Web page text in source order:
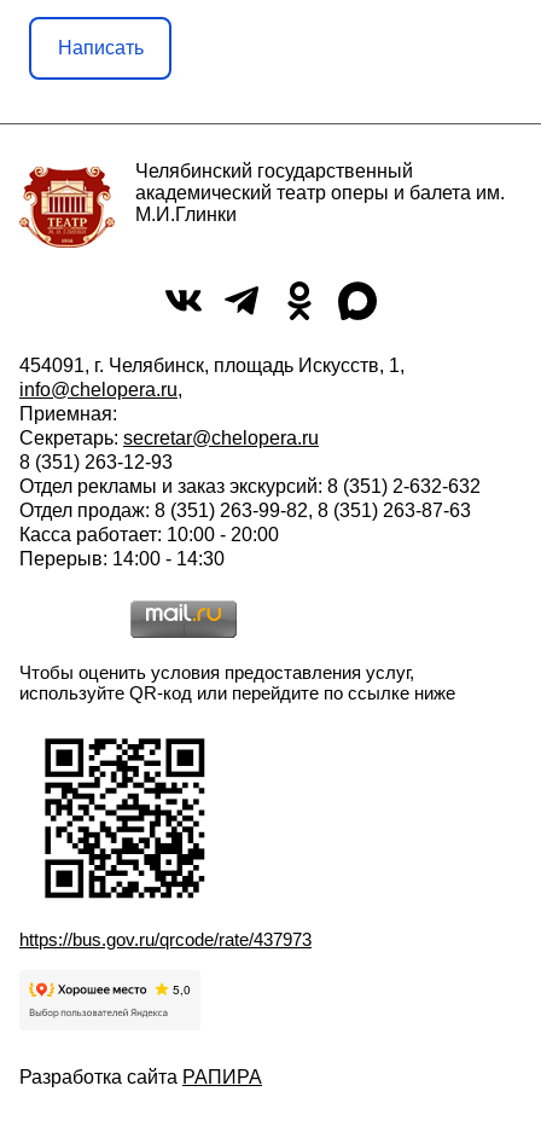
Написать
Челябинский государственный
академический театр оперы и балета им.
М.И.Глинки
454091, г. Челябинск, площадь Искусств, 1,
info@chelopera.ru,
Приемная:
Секретарь: secretar@chelopera.ru
8 (351) 263-12-93
Отдел рекламы и заказ экскурсий: 8 (351) 2-632-632
Отдел продаж: 8 (351) 263-99-82, 8 (351) 263-87-63
Касса работает: 10:00 - 20:00
Перерыв: 14:00 - 14:30
Чтобы оценить условия предоставления услуг,
используйте QR-код или перейдите по ссылке ниже
https://bus.gov.ru/qrcode/rate/437973
Разработка сайта РАПИРА